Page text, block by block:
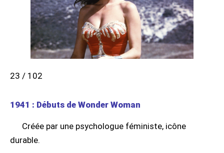
23 / 102
1941 : Débuts de Wonder Woman
Créée par une psychologue féministe, icône
durable.